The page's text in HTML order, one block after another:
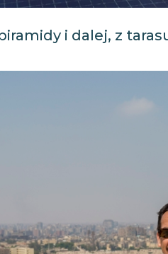
i dalej, z